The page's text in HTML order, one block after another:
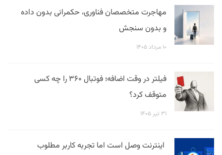
مهاجرت متخصصان فناوری، حکمرانی بدون داده
و بدون سنجش
۱۰ مرداد ۱۴۰۵
فیلتر در وقت اضافه؛ فوتبال ۳۶۰ را چه کسی
متوقف کرد؟
۳۱ تیر ۱۴۰۵
اینترنت وصل است اما تجربه کاربر مطلوب